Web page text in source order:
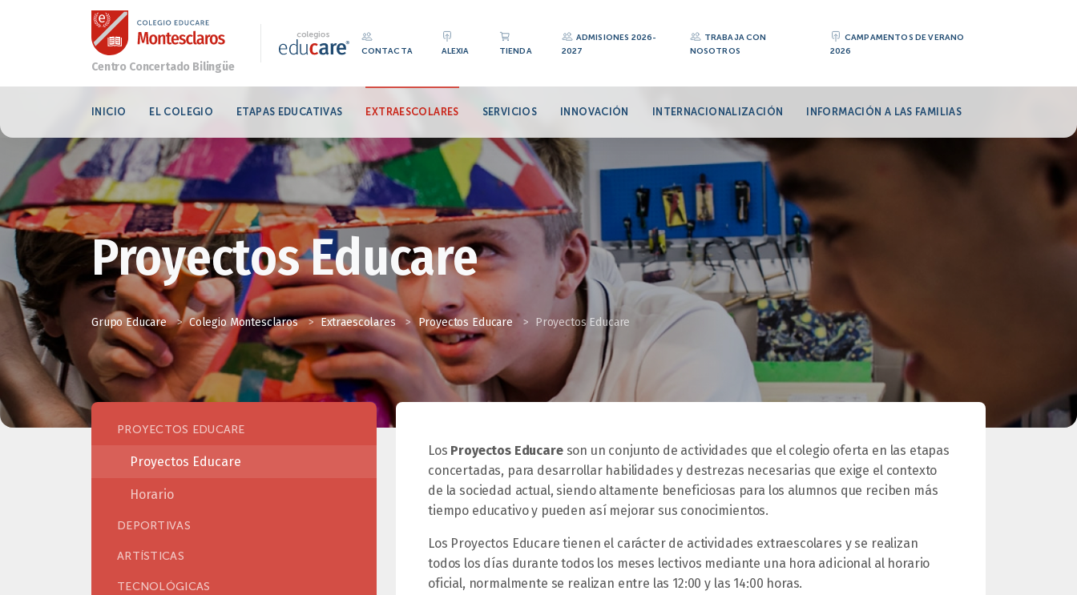
CONTACTA ALEXIA TIENDA
ADMISIONES 2026-
2027
TRABAJA CON
NOSOTROS
CAMPAMENTOS DE VERANO
2026
INICIO EL COLEGIO ETAPAS EDUCATIVAS EXTRAESCOLARES SERVICIOS INNOVACIÓN INTERNACIONALIZACIÓN INFORMACIÓN A LAS FAMILIAS
Proyectos Educare
Grupo Educare > Colegio Montesclaros > Extraescolares > Proyectos Educare > Proyectos Educare
Los Proyectos Educare son un conjunto de actividades que el colegio oferta en las etapas
concertadas, para desarrollar habilidades y destrezas necesarias que exige el contexto
de la sociedad actual, siendo altamente beneficiosas para los alumnos que reciben más
tiempo educativo y pueden así mejorar sus conocimientos.
Los Proyectos Educare tienen el carácter de actividades extraescolares y se realizan
todos los días durante todos los meses lectivos mediante una hora adicional al horario
oficial, normalmente se realizan entre las 12:00 y las 14:00 horas.
PROYECTOS EDUCARE
Proyectos Educare
Horario
DEPORTIVAS
ARTÍSTICAS
TECNOLÓGICAS